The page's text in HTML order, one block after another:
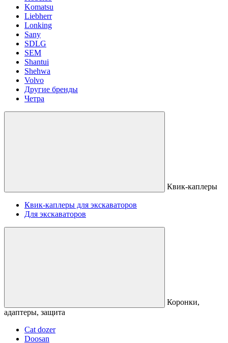
Komatsu
Liebherr
Lonking
Sany
SDLG
SEM
Shantui
Shehwa
Volvo
Другие бренды
Четра
Квик-каплеры
Квик-каплеры для экскаваторов
Для экскаваторов
Коронки,
адаптеры, защита
Cat dozer
Doosan